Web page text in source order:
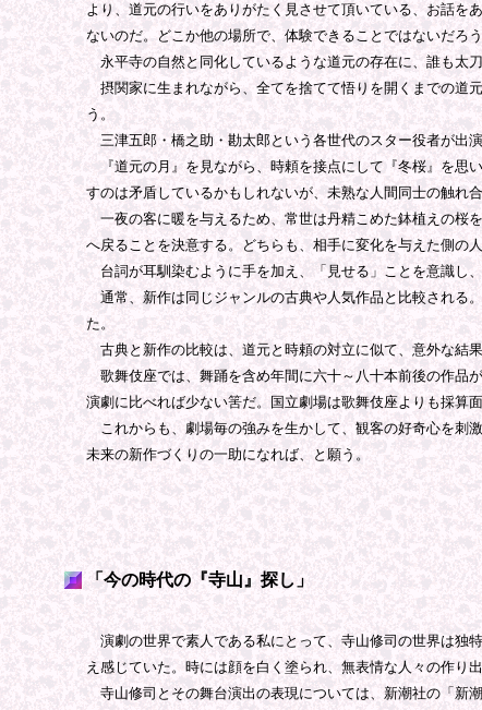
より、道元の行いをありがたく見させて頂いている、お話を
ないのだ。どこか他の場所で、体験できることではないだろう
永平寺の自然と同化しているような道元の存在に、誰も太
摂関家に生まれながら、全てを捨てて悟りを開くまでの道
う。
三津五郎・橋之助・勘太郎という各世代のスター役者が出
『道元の月』を見ながら、時頼を接点にして『冬桜』を思
すのは矛盾しているかもしれないが、未熟な人間同士の触れ
一夜の客に暖を与えるため、常世は丹精こめた鉢植えの桜
へ戻ることを決意する。どちらも、相手に変化を与えた側の
台詞が耳馴染むように手を加え、「見せる」ことを意識し
通常、新作は同じジャンルの古典や人気作品と比較される
た。
古典と新作の比較は、道元と時頼の対立に似て、意外な結
歌舞伎座では、舞踊を含め年間に六十～八十本前後の作品
演劇に比べれば少ない筈だ。国立劇場は歌舞伎座よりも採算
これからも、劇場毎の強みを生かして、観客の好奇心を刺
未来の新作づくりの一助になれば、と願う。
「今の時代の『寺山』探し」
演劇の世界で素人である私にとって、寺山修司の世界は独
え感じていた。時には顔を白く塗られ、無表情な人々の作り
寺山修司とその舞台演出の表現については、新潮社の「新